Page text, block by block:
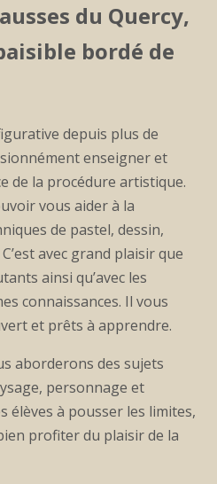
du Quercy,
bordé de
depuis plus de
enseigner et
de la procédure artistique.
vous aider à la
de pastel, dessin,
avec grand plaisir que
ainsi qu’avec les
connaissances. Il vous
et prêts à apprendre.
aborderons des sujets
personnage et
élèves à pousser les limites,
profiter du plaisir de la